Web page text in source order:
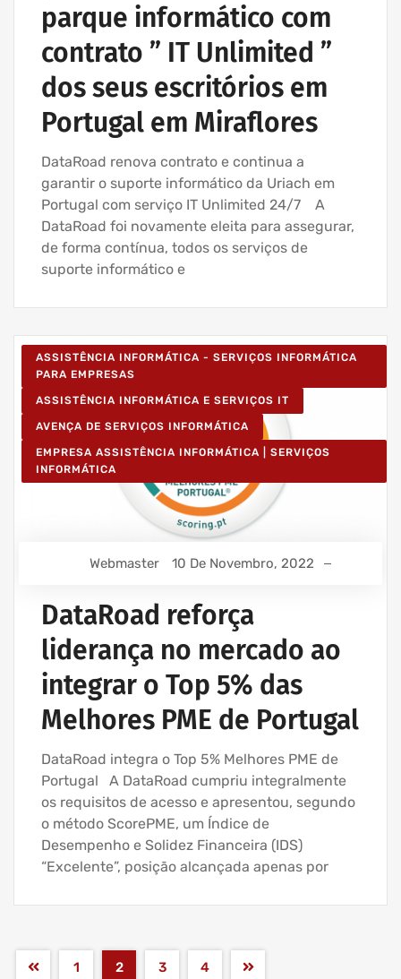
parque informático com
contrato ” IT Unlimited ”
dos seus escritórios em
Portugal em Miraflores
DataRoad renova contrato e continua a
garantir o suporte informático da Uriach em
Portugal com serviço IT Unlimited 24/7 A
DataRoad foi novamente eleita para assegurar,
de forma contínua, todos os serviços de
suporte informático e
ASSISTÊNCIA INFORMÁTICA - SERVIÇOS INFORMÁTICA
PARA EMPRESAS
ASSISTÊNCIA INFORMÁTICA E SERVIÇOS IT
AVENÇA DE SERVIÇOS INFORMÁTICA
EMPRESA ASSISTÊNCIA INFORMÁTICA | SERVIÇOS
INFORMÁTICA
Webmaster 10 De Novembro, 2022
DataRoad reforça
liderança no mercado ao
integrar o Top 5% das
Melhores PME de Portugal
DataRoad integra o Top 5% Melhores PME de
Portugal A DataRoad cumpriu integralmente
os requisitos de acesso e apresentou, segundo
o método ScorePME, um Índice de
Desempenho e Solidez Financeira (IDS)
“Excelente”, posição alcançada apenas por
1 2 3 4